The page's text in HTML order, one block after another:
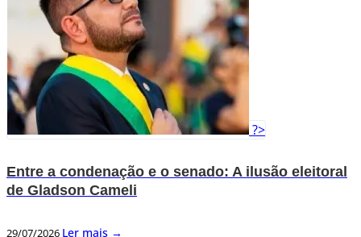
?>
Entre a condenação e o senado: A ilusão eleitoral
de Gladson Cameli
29/07/2026 Ler mais →